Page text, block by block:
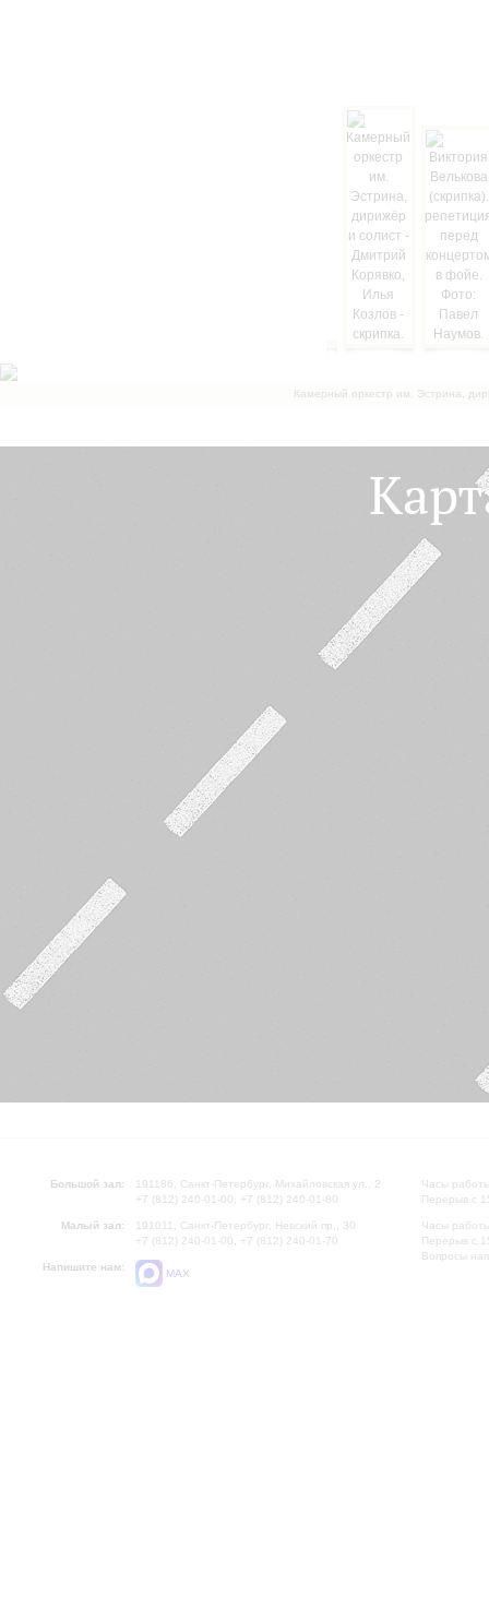
Камерный оркестр им. Эстрина,
Большой зал:
191186, Санкт-Петербург, Михайловская ул., 2
+7 (812) 240-01-00, +7 (812) 240-01-80
Малый зал:
191011, Санкт-Петербург, Невский пр., 30
+7 (812) 240-01-00, +7 (812) 240-01-70
Напишите нам:
MAX
Часы
Перерыв с
Часы
Перерыв с
Вопросы